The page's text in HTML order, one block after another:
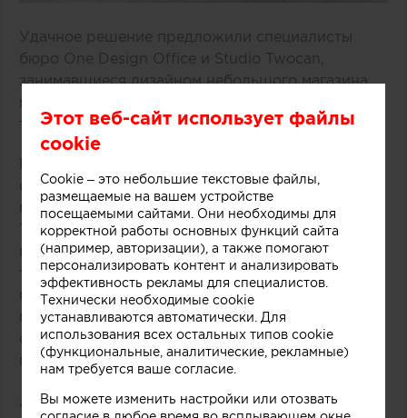
Удачное решение предложили специалисты
бюро One Design Office и Studio Twocan,
занимавшиеся дизайном небольшого магазина
мороженого, расположенного в одном из
торговых центров Мельбурна (Австралия).
В основе концепции массивной стойки лежит
образ емкости с несколькими слоями
мороженого и разнообразных добавок.
Технически замысел был реализован при
помощи техники многослойной заливки
тонированного бетона. Логотип магазина
мороженого был закреплен на каркасе из
медных трубок, символизирующих систему
охлаждения в автоматах по производству
популярного ледяного лакомства.
«Монолитный фасад торговой точки выделяется
Этот веб-сайт использует файлы
cookie
Cookie – это небольшие текстовые файлы,
размещаемые на вашем устройстве
посещаемыми сайтами. Они необходимы для
корректной работы основных функций сайта
(например, авторизации), а также помогают
персонализировать контент и анализировать
эффективность рекламы для специалистов.
Технически необходимые cookie
устанавливаются автоматически. Для
использования всех остальных типов cookie
(функциональные, аналитические, рекламные)
нам требуется ваше согласие.
Вы можете изменить настройки или отозвать